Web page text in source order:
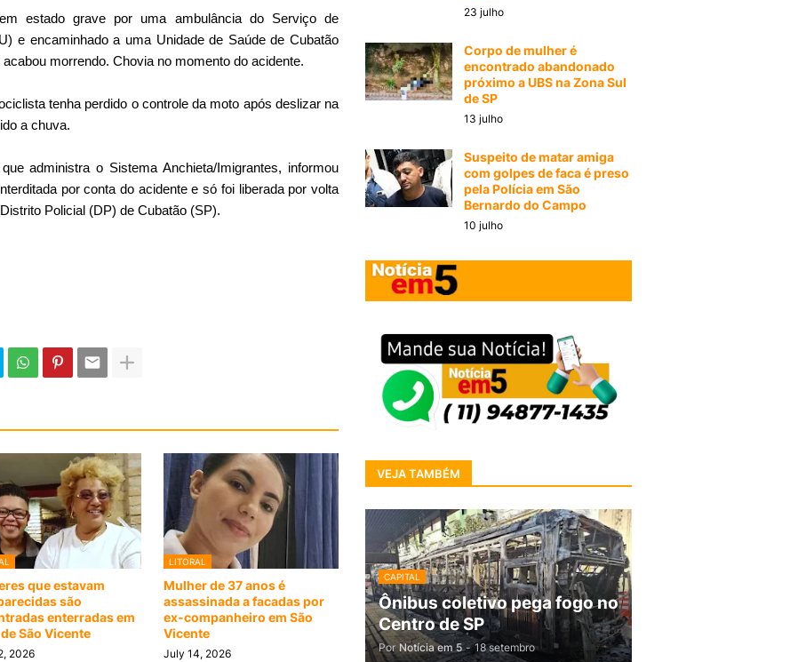
estado grave por uma ambulância do Serviço de
e encaminhado a uma Unidade de Saúde de Cubatão
morrendo. Chovia no momento do acidente.
tenha perdido o controle da moto após deslizar na
a chuva.
administra o Sistema Anchieta/Imigrantes, informou
por conta do acidente e só foi liberada por volta
Policial (DP) de Cubatão (SP).
que estavam
são
enterradas em
São Vicente
2026
LITORAL
Mulher de 37 anos é
assassinada a facadas por
ex-companheiro em São
Vicente
July 14, 2026
23 julho
Corpo de mulher é
encontrado abandonado
próximo a UBS na Zona Sul
de SP
13 julho
Suspeito de matar amiga
com golpes de faca é preso
pela Polícia em São
Bernardo do Campo
10 julho
VEJA TAMBÉM
CAPITAL
Ônibus coletivo pega fogo no
Centro de SP
Por Notícia em 5 - 18 setembro